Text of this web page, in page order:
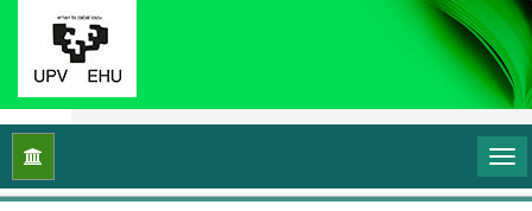
Inicio Vol. 8 Núm. 2 (2020): Docencias,